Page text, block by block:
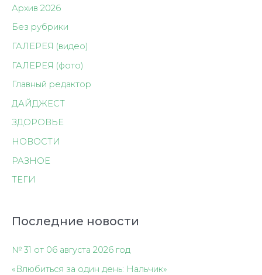
Архив 2026
Без рубрики
ГАЛЕРЕЯ (видео)
ГАЛЕРЕЯ (фото)
Главный редактор
ДАЙДЖЕСТ
ЗДОРОВЬЕ
НОВОСТИ
РАЗНОЕ
ТЕГИ
Последние новости
№ 31 от 06 августа 2026 год
«Влюбиться за один день: Нальчик»